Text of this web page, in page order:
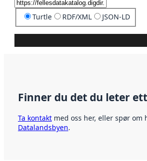
Turtle RDF/XML JSON-LD
Finner du det du leter
Ta kontakt med oss her, eller spør om
Datalandsbyen.